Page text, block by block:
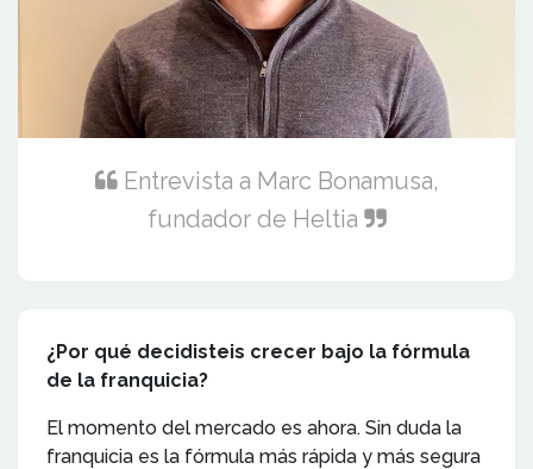
Entrevista a Marc Bonamusa,
fundador de Heltia
¿Por qué decidisteis crecer bajo la fórmula
de la franquicia?
El momento del mercado es ahora. Sin duda la
franquicia es la fórmula más rápida y más segura